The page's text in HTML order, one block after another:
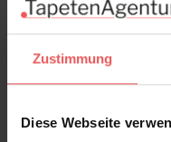
Zustimmung
Diese Webseite